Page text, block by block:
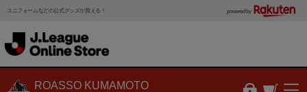
ユニフォームなどの公式グッズが買える！ powered by
ROASSO KUMAMOTO